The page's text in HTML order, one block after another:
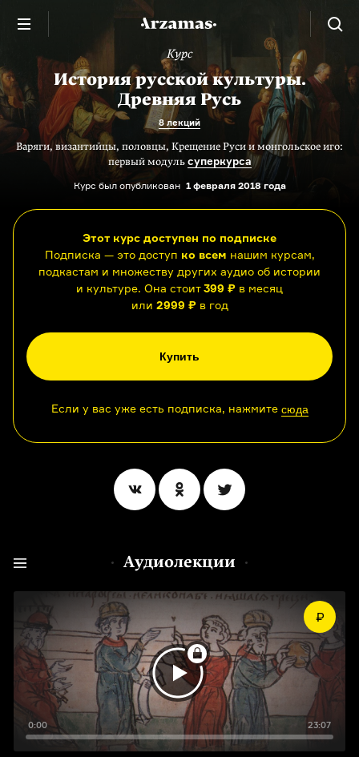
Курс
История русской культуры.
Древняя Русь
8 лекций
Варяги, византийцы, половцы, Крещение Руси и монгольское иго:
первый модульсуперкурса
Курс был опубликован 1 февраля 2018 года
Этот курс доступен по подписке
Подписка — это доступ ко всем нашим курсам,
подкастам и множеству других аудио об истории
и культуре. Она стоит399 ₽ в месяц
или 2999 ₽в год
Купить
Если у вас уже есть подписка, нажмите сюда
Аудиолекции
0:00 23:07